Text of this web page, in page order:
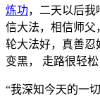
炼功，二天以后我
信大法，相信师父
轮大法好，真善忍
变黑， 走路很轻
“我深知今天的一